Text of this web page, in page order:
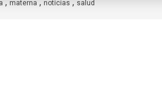
, materna , noticias , salud